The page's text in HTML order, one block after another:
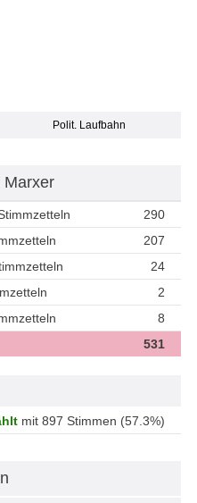
Polit. Laufbahn
Marxer
290
207
24
2
8
531
mit 897 Stimmen (57.3%)